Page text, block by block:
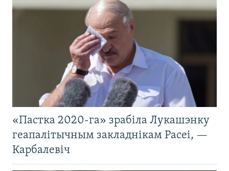
«Пастка 2020-га» зрабіла Лукашэнку
геапалітычным закладнікам Расеі, —
Карбалевіч